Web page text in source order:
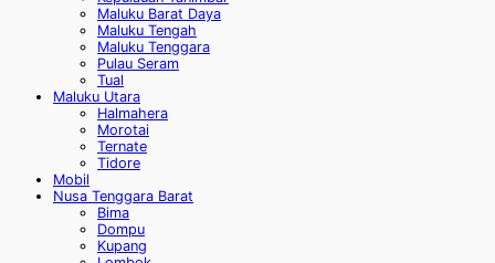
Maluku Barat Daya
Maluku Tengah
Maluku Tenggara
Pulau Seram
Tual
Maluku Utara
Halmahera
Morotai
Ternate
Tidore
Mobil
Nusa Tenggara Barat
Bima
Dompu
Kupang